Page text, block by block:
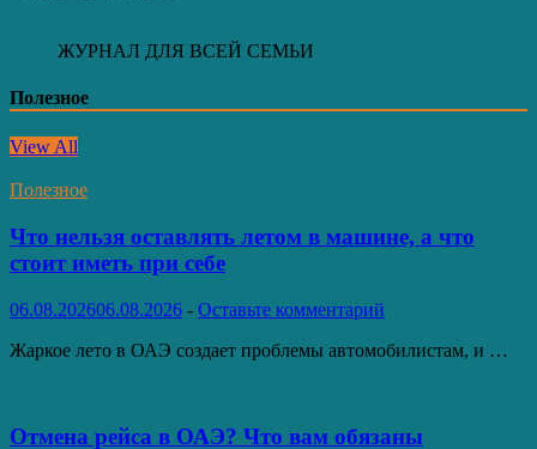
ЖУРНАЛ ДЛЯ ВСЕЙ СЕМЬИ
Полезное
View All
Полезное
Что нельзя оставлять летом в машине, а что
стоит иметь при себе
06.08.202606.08.2026 - Оставьте комментарий
Жаркое лето в ОАЭ создает проблемы автомобилистам, и …
Отмена рейса в ОАЭ? Что вам обязаны